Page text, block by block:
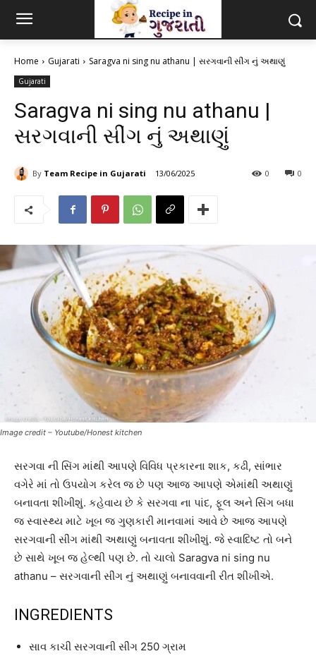
Home Gujarati Saragva ni sing nu athanu | સરગવાની સીંગ નું અથાણું
Gujarati
Saragva ni sing nu athanu |
સરગવાની સીંગ નું અથાણું
By Team Recipe in Gujarati 13/06/2025 0
0
Image credit – Youtube/Honest kitchen
સરગવા ની સિંગ માંથી આપણે વિવિધ પ્રકારના શાક, કઢી, સાંભાર
વગેરે માં તો ઉપયોગ કરેલ જ છે પણ આજ આપણે એમાંથી અથાણું
બનાવતા શીખીશું. કહેવાય છે કે સરગવા ના પાંદ, ફૂલ અને સિંગ બધા
જ સ્વાસ્થ્ય માટે ખૂબ જ ગુણકારી માનવામાં આવે છે આજ આપણે
સરગવાની સીંગ માંથી અથાણું બનાવતા શીખીશું. જે સ્વાદિષ્ટ તો બને
છે સાથે ખૂબ જ હેલ્થી પણ છે. તો ચાલો Saragva ni sing nu
athanu – સરગવાની સીંગ નું અથાણું બનાવવાની રીત શીખીએ.
INGREDIENTS
સાવ કાચી સરગવાની સીંગ 250 ગ્રામ